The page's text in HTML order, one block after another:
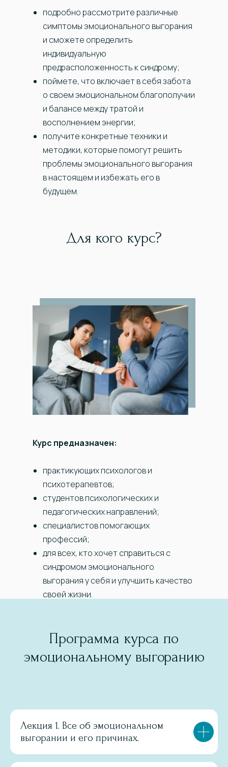
подробно рассмотрите различные
симптомы эмоционального выгорания
и сможете определить
индивидуальную
предрасположенность к синдрому;
поймете, что включает в себя забота
о своем эмоциональном благополучии
и балансе между тратой и
восполнением энергии;
получите конкретные техники и
методики, которые помогут решить
проблемы эмоционального выгорания
в настоящем и избежать его в
будущем.
Для кого курс?
Курс предназначен:
практикующих психологов и
психотерапевтов;
студентов психологических и
педагогических направлений;
специалистов помогающих
профессий;
для всех, кто хочет справиться с
синдромом эмоционального
выгорания у себя и улучшить качество
своей жизни.
Программа курса по
эмоциональному выгоранию
Лекция 1. Все об эмоциональном
выгорании и его причинах.